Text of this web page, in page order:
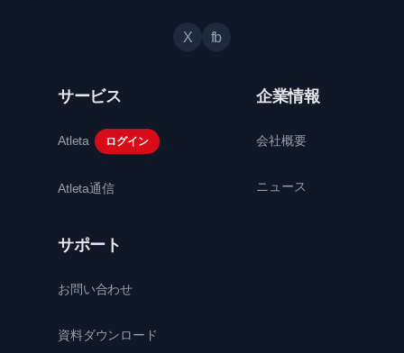
X fb
サービス
Atleta ログイン
Atleta通信
企業情報
会社概要
ニュース
サポート
お問い合わせ
資料ダウンロード